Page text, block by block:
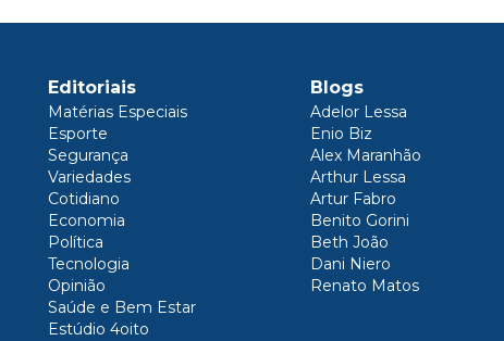
Editoriais
Matérias Especiais
Esporte
Segurança
Variedades
Cotidiano
Economia
Política
Tecnologia
Opinião
Saúde e Bem Estar
Estúdio 4oito
Blogs
Adelor Lessa
Enio Biz
Alex Maranhão
Arthur Lessa
Artur Fabro
Benito Gorini
Beth João
Dani Niero
Renato Matos